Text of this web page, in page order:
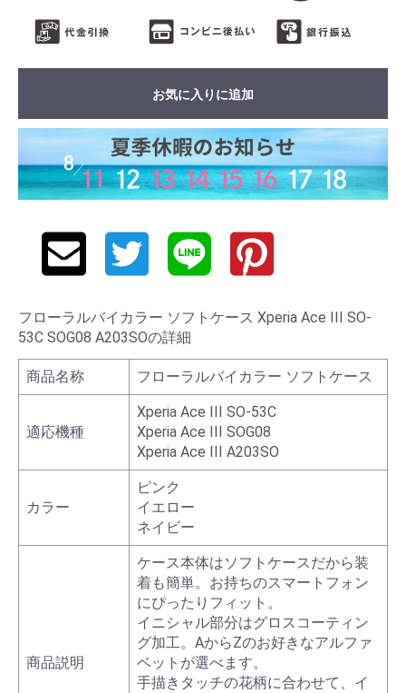
お気に入りに追加
フローラルバイカラー ソフトケース Xperia Ace III SO-
53C SOG08 A203SOの詳細
商品名称 フローラルバイカラー ソフトケース
適応機種
Xperia Ace III SO-53C
Xperia Ace III SOG08
Xperia Ace III A203SO
カラー
ピンク
イエロー
ネイビー
商品説明
ケース本体はソフトケースだから装
着も簡単。お持ちのスマートフォン
にぴったりフィット。
イニシャル部分はグロスコーティン
グ加工。AからZのお好きなアルファ
ベットが選べます。
手描きタッチの花柄に合わせて、イ